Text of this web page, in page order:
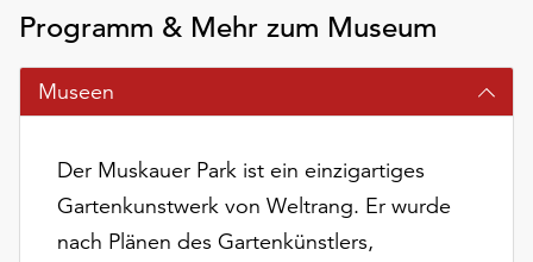
und
widerrufen.
Dafür
steht
Ihnen
Ende
Seite
Programm & Mehr zum Museum
Museen
Der Muskauer Park ist ein einzigartiges
Gartenkunstwerk von Weltrang. Er wurde
nach Plänen des Gartenkünstlers,